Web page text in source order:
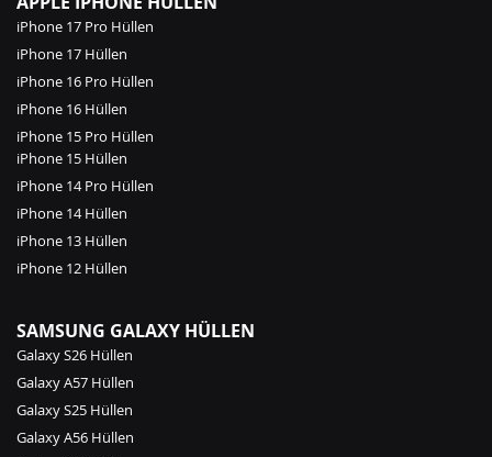
iPhone 17 Pro Hüllen
iPhone 17 Hüllen
iPhone 16 Pro Hüllen
iPhone 16 Hüllen
iPhone 15 Pro Hüllen
iPhone 15 Hüllen
iPhone 14 Pro Hüllen
iPhone 14 Hüllen
iPhone 13 Hüllen
iPhone 12 Hüllen
SAMSUNG GALAXY HÜLLEN
Galaxy S26 Hüllen
Galaxy A57 Hüllen
Galaxy S25 Hüllen
Galaxy A56 Hüllen